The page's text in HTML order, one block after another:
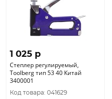
1 025 p
Степлер регулируемый,
Toolberg тип 53 40 Китай
3400001
Код товара: 041629